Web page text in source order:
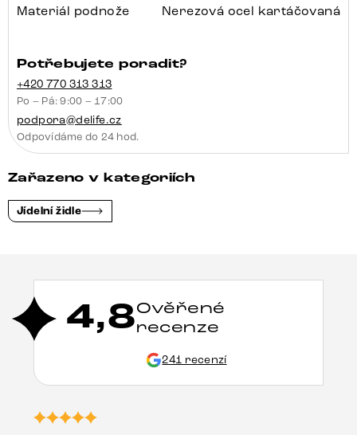
Materiál podnože Nerezová ocel kartáčovaná
Potřebujete poradit?
+420 770 313 313
Po – Pá: 9:00 – 17:00
podpora@delife.cz
Odpovídáme do 24 hod.
Zařazeno v kategoriích
Jídelní židle
4,8Ověřené
recenze
241 recenzí